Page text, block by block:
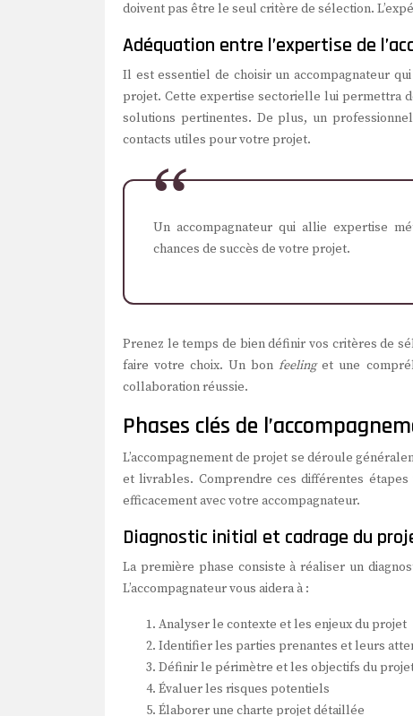
doivent pas être le seul critère de sélection.
Adéquation entre l’expertise de
Il est essentiel de choisir un accompagnateur
projet. Cette expertise sectorielle lui permettra
solutions pertinentes. De plus, un
contacts utiles pour votre projet.
Un accompagnateur qui allie expertise
chances de succès de votre projet.
Prenez le temps de bien définir vos critères de
faire votre choix. Un bonfeelinget une
collaboration réussie.
Phases clés de
L’accompagnement de projet se déroule
et livrables. Comprendre ces différentes
efficacement avec votre accompagnateur.
Diagnostic initial et cadrage du
La première phase consiste à réaliser un
L’accompagnateur vous aidera à :
Analyser le contexte et les enjeux du projet
Identifier les parties prenantes et leurs
Définir le périmètre et les objectifs du
Évaluer les risques potentiels
Élaborer une charte projet détaillée